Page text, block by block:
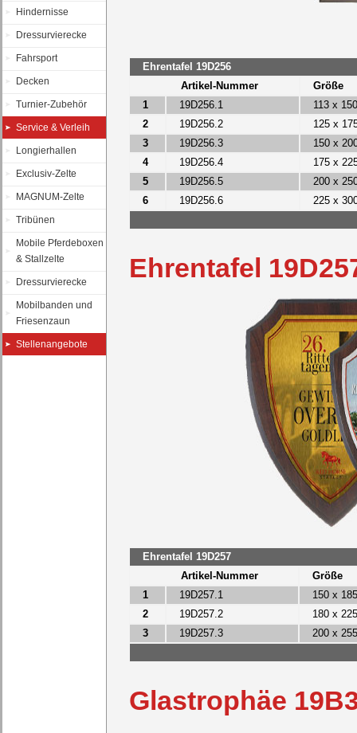
Hindernisse
Dressurvierecke
Fahrsport
Decken
Turnier-Zubehör
Service & Verleih
Longierhallen
Exclusiv-Zelte
MAGNUM-Zelte
Tribünen
Mobile Pferdeboxen
& Stallzelte
Dressurvierecke
Mobilbanden und
Friesenzaun
Stellenangebote
Ehrentafel 19D256
Artikel-Nummer
Größe
1
19D256.1
113 x
2
19D256.2
125 x
3
19D256.3
150 x
4
19D256.4
175 x
5
19D256.5
200 x
6
19D256.6 225 x
Ehrentafel
Ehrentafel 19D257
Artikel-Nummer
Größe
1
19D257.1
150 x
2
19D257.2
180 x
3
19D257.3 200 x
Glastrophäe